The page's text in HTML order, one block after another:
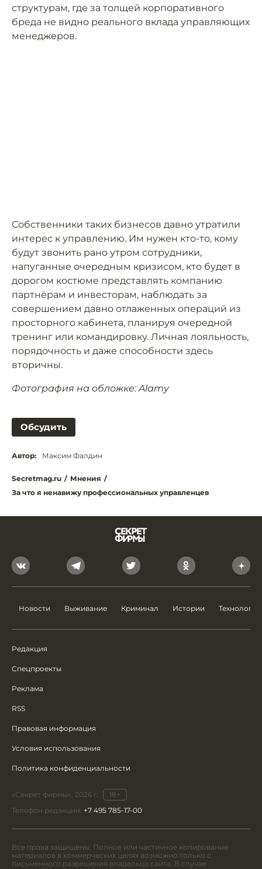
структурам, где за толщей корпоративного
бреда не видно реального вклада управляющих
менеджеров.
Собственники таких бизнесов давно утратили
интерес к управлению. Им нужен кто-то, кому
будут звонить рано утром сотрудники,
напуганные очередным кризисом, кто будет в
дорогом костюме представлять компанию
партнёрам и инвесторам, наблюдать за
совершением давно отлаженных операций из
просторного кабинета, планируя очередной
тренинг или командировку. Личная лояльность,
порядочность и даже способности здесь
вторичны.
Фотография на обложке: Alamy
Обсудить
Автор: Максим Фалдин
Secretmag.ru / Мнения /
За что я ненавижу профессиональных управленцев
Новости Выживание Криминал Истории Технологии
Редакция
Спецпроекты
Реклама
RSS
Правовая информация
Условия использования
Политика конфиденциальности
«Секрет фирмы», 2026 г.
18+
Телефон редакции: +7 495 785-17-00
Все права защищены. Полное или частичное копирование
материалов в коммерческих целях возможно только с
письменного разрешения владельца сайта. В случае